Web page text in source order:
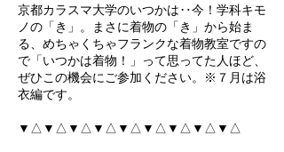
京都カラスマ大学のいつかは‥今！学科キモ
ノの「き」。まさに着物の「き」から始ま
る、めちゃくちゃフランクな着物教室ですの
で「いつかは着物！」って思ってた人ほど、
ぜひこの機会にご参加ください。※７月は浴
衣編です。
▼△▼△▼△▼△▼△▼△▼△▼△▼△